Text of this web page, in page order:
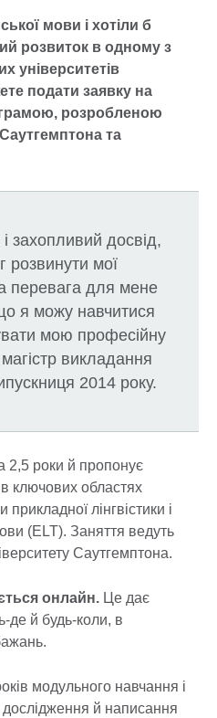
мови і хотіли б
розвиток в одному з
університетів
подати заявку на
розробленою
та
захопливий досвід,
розвинути мої
перевага для мене
я можу навчитися
мою професійну
викладання
2014 року.
2,5 роки й пропонує
ключових областях
прикладної лінгвістики і
(ELT). Заняття ведуть
Саутгемптона.
онлайн. Це дає
де й будь-коли, в
модульного навчання і
й написання